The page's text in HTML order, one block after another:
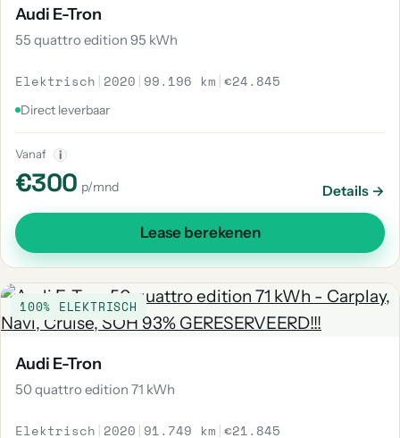
Audi E-Tron
55 quattro edition 95 kWh
Elektrisch | 2020 | 99.196 km |€24.845
Direct leverbaar
Vanaf i
€300 p/mnd Details →
Lease berekenen
100% ELEKTRISCH
Audi E-Tron
50 quattro edition 71 kWh
Elektrisch | 2020 | 91.749 km |€21.845